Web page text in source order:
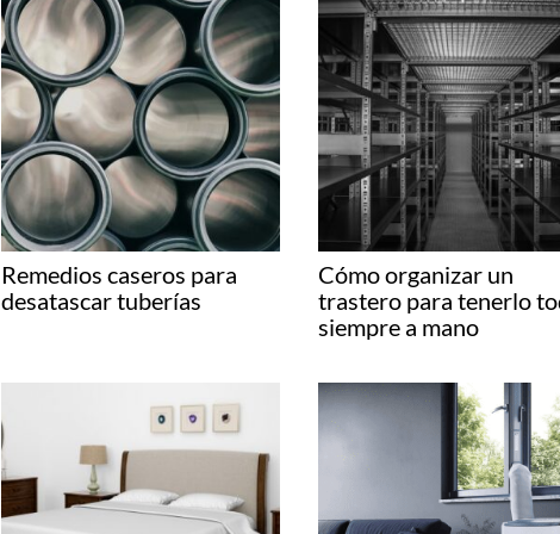
Remedios caseros para
desatascar tuberías
Cómo organizar un
trastero para tenerlo
siempre a mano